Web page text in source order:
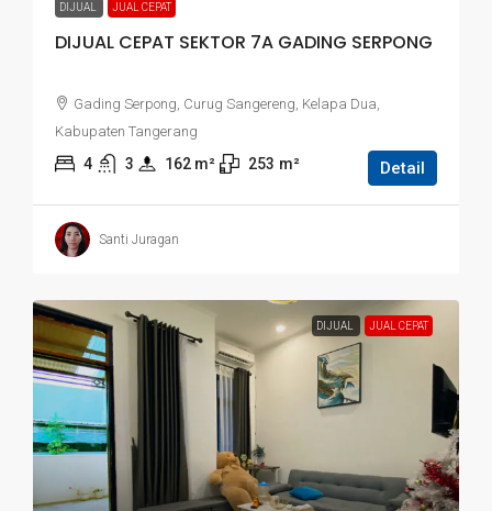
DIJUAL JUAL CEPAT
DIJUAL CEPAT SEKTOR 7A GADING SERPONG
Gading Serpong, Curug Sangereng, Kelapa Dua,
Kabupaten Tangerang
4 3 162 m² 253 m² Detail
Santi Juragan
DIJUAL JUAL CEPAT